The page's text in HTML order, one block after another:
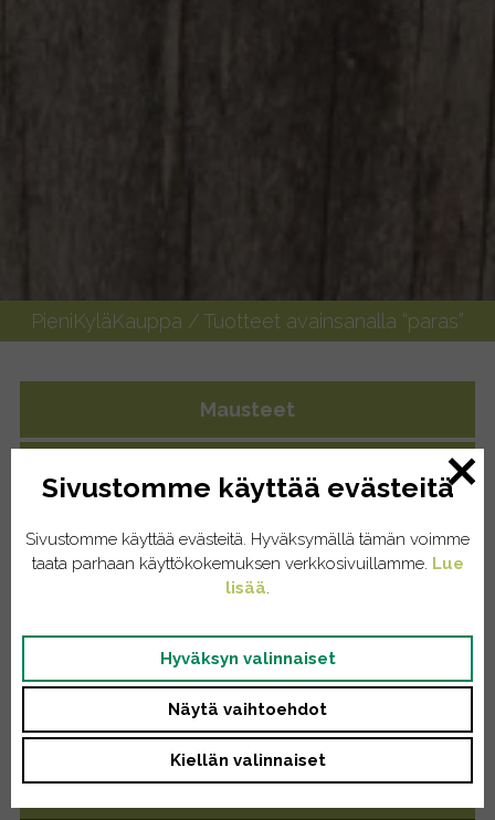
PieniKyläKauppa / Tuotteet avainsanalla “paras”
Mausteet
Eläintenruoat
Kissat
Koirat
Kodinhoito
Pyykinpesu
Sivustomme käyttää evästeitä
Sivustomme käyttää evästeitä. Hyväksymällä tämän voimme
taata parhaan käyttökokemuksen verkkosivuillamme. Lue
lisää.
Hyväksyn valinnaiset
Näytä vaihtoehdot
Kiellän valinnaiset